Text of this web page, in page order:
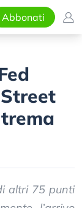
Abbonati
altri 75 punti